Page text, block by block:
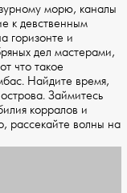
морю, каналы
к девственным
горизонте и
дел мастерами,
что такое
Найдите время,
Займитесь
корралов и
рассекайте волны на